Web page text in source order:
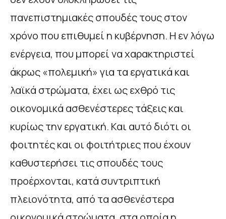
πανεπιστημιακές σπουδές τους στον
χρόνο που επιθυμεί η κυβέρνηση. Η εν λόγω
ενέργεια, που μπορεί να χαρακτηριστεί
άκρως «πολεμική» για τα εργατικά και
λαϊκά στρώματα, έχει ως εχθρό τις
οικονομικά ασθενέστερες τάξεις και
κυρίως την εργατική. Και αυτό διότι οι
φοιτητές και οι φοιτήτριες που έχουν
καθυστερήσει τις σπουδές τους
προέρχονται, κατά συντριπτική
πλειονότητα, από τα ασθενέστερα